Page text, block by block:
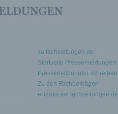
zu fachzeitungen.de
Startseite Pressemeldungen
Pressemeldungen schreiben
Zu den Fachbeiträgen
eBooks auf fachzeitungen.de